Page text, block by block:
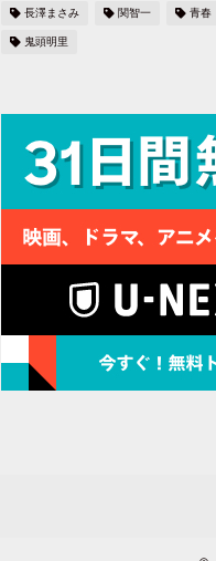
長澤まさみ 関智一 青春
鬼頭明里